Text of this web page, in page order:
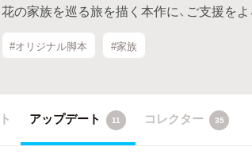
の家族を巡る旅を描く本作に、ご支援を
#オリジナル脚本 #家族
アップデート 11 コレクター 35